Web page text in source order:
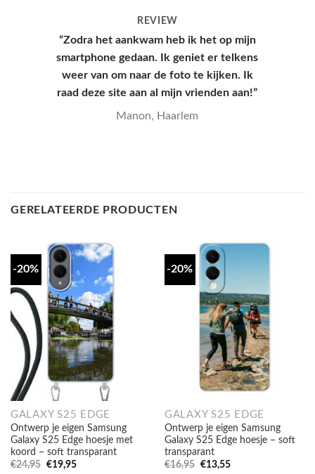
REVIEW
“Hoesje kwam snel aan en had een leuke
verpakking, hele goede kwaliteit en
mooie print.”
Yana, Den Haag
GALAXY S25 EDGE
Ontwerp je eigen Samsung
Galaxy S25 Edge hoesje met
koord – soft transparant
€24,95
Oorspronkelijke
prijs
was:
€ 19,95Huidige
prijs
is:
BEGIN MET ONTWERPEN
Ontwerp je eigen Samsung
Galaxy S25 Edge hoesje – soft
transparant
€16,95
Oorspronkelijke
prijs
was:
€13,55Huidige
is:
BEGIN MET ONTWERPEN